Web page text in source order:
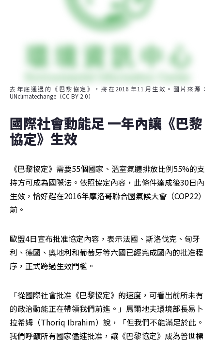
去年底通過的《巴黎協定》，將在2016年11月生效。圖片來源：
UNclimatechange（CC BY 2.0）
國際社會動能足 一年內讓《巴黎
協定》生效
《巴黎協定》需要55個國家、溫室氣體排放比例55%的支
持方可成為國際法。依照協定內容，此條件達成後30日內
生效，恰好趕在2016年摩洛哥聯合國氣候大會（COP22）
前。
歐盟4日宣布批准協定內容，表示法國、斯洛伐克、匈牙
利、德國、奧地利和葡萄牙等六國已經完成國內的批准程
序，正式跨過生效門檻。
「從國際社會批准《巴黎協定》的速度，可看出前所未有
的政治動能正在帶領我們前進。」馬爾地夫環境部長易卜
拉希姆（Thoriq Ibrahim）說，「但我們不能滿足於此。
我們呼籲所有國家儘速批准，讓《巴黎協定》成為普世標